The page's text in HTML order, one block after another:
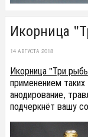
Икорница
14 АВГУСТА 2018
Икорница "Три
применением таких
анодирование,
подчеркнёт вашу